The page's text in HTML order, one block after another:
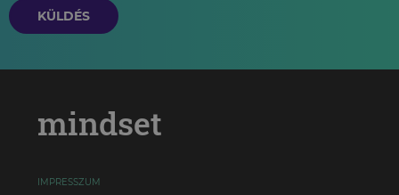
KÜLDÉS
mindset
IMPRESSZUM